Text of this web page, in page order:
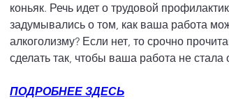
коньяк. Речь идет о трудовой
задумывались о том, как ваша работа
алкоголизму? Если нет, то срочно
сделать так, чтобы ваша работа не
ПОДРОБНЕЕ ЗДЕСЬ